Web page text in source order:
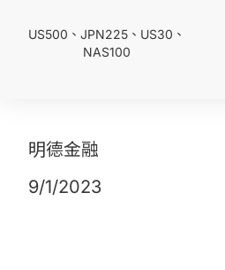
US500、JPN225、US30、
NAS100
明德金融
9/1/2023